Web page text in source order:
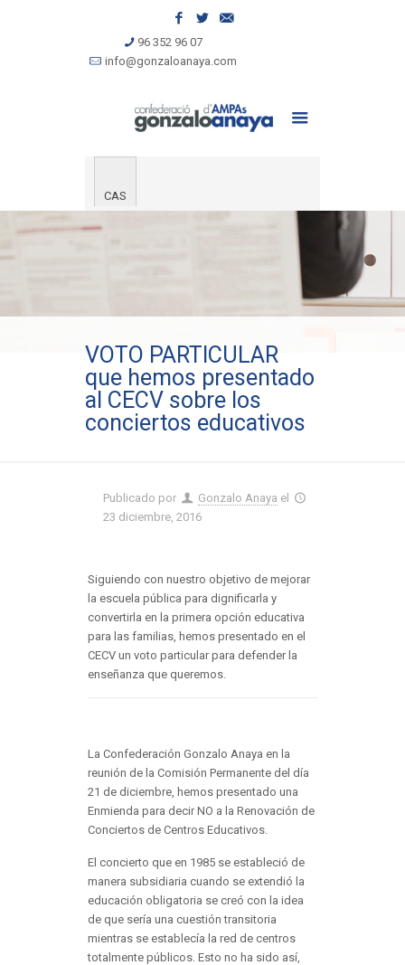
96 352 96 07
info@gonzaloanaya.com
CAS
VOTO PARTICULAR
que hemos presentado
al CECV sobre los
conciertos educativos
Publicado por Gonzalo Anaya el
23 diciembre, 2016
Siguiendo con nuestro objetivo de mejorar
la escuela pública para dignificarla y
convertirla en la primera opción educativa
para las familias, hemos presentado en el
CECV un voto particular para defender la
enseñanza que queremos.
La Confederación Gonzalo Anaya en la
reunión de la Comisión Permanente del día
21 de diciembre, hemos presentado una
Enmienda para decir NO a la Renovación de
Conciertos de Centros Educativos.
El concierto que en 1985 se estableció de
manera subsidiaria cuando se extendió la
educación obligatoria se creó con la idea
de que sería una cuestión transitoria
mientras se establecía la red de centros
totalmente públicos. Esto no ha sido así,